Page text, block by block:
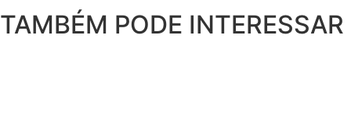
TAMBÉM PODE INTERESSAR